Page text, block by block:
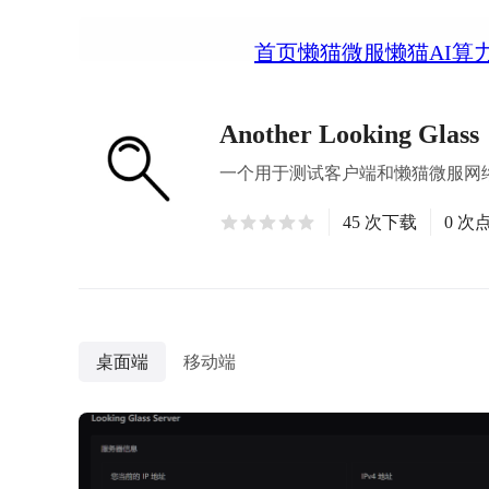
首页懒猫微服懒猫AI算
Another Looking Glass
一个用于测试客户端和懒猫微服网
45 次下载 0 次
桌面端 移动端